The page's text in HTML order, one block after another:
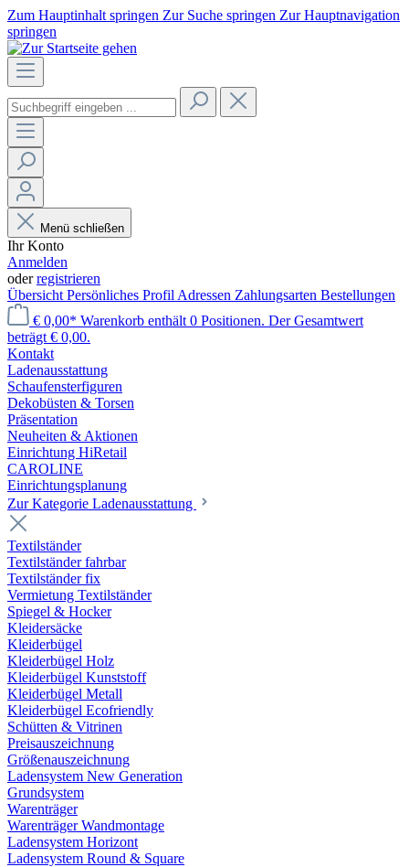
Zum Hauptinhalt springen Zur Suche springen Zur Hauptnavigation
springen
Menü schließen
Ihr Konto
Anmelden
oderregistrieren
Übersicht Persönliches Profil Adressen Zahlungsarten Bestellungen
€ 0,00* Warenkorb enthält 0 Positionen. Der Gesamtwert
beträgt € 0,00.
Kontakt
Laden­ausstattung
Schaufenster­figuren
Dekobüsten & Torsen
Präsentation
Neuheiten & Aktionen
Einrichtung HiRetail
CAROLINE
Einrichtungsplanung
Zur Kategorie Laden­ausstattung
Textilständer
Textilständer fahrbar
Textilständer fix
Vermietung Textilständer
Spiegel & Hocker
Kleidersäcke
Kleiderbügel
Kleiderbügel Holz
Kleiderbügel Kunststoff
Kleiderbügel Metall
Kleiderbügel Ecofriendly
Schütten & Vitrinen
Preisauszeichnung
Größenauszeichnung
Ladensystem New Generation
Grundsystem
Warenträger
Warenträger Wandmontage
Ladensystem Horizont
Ladensystem Round & Square